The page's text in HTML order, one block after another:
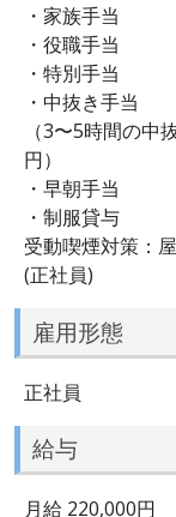
・家族手当
・役職手当
・特別手当
・中抜き手当
（3〜5時間の
円）
・早朝手当
・制服貸与
受動喫煙対策：
(正社員)
雇用形態
正社員
給与
月給 220,000円